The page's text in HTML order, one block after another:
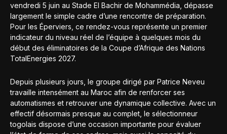
vendredi 5 juin au Stade El Bachir de Mohammédia, dépasse
largement le simple cadre d’une rencontre de préparation.
Pour les Éperviers, ce rendez-vous représente un premier
indicateur du niveau réel de l’équipe à quelques mois du
début des éliminatoires de la Coupe d’Afrique des Nations
TotalEnergies 2027.
Depuis plusieurs jours, le groupe dirigé par Patrice Neveu
travaille intensément au Maroc afin de renforcer ses
automatismes et retrouver une dynamique collective. Avec un
effectif désormais presque au complet, le sélectionneur
togolais dispose d’une occasion importante pour évaluer